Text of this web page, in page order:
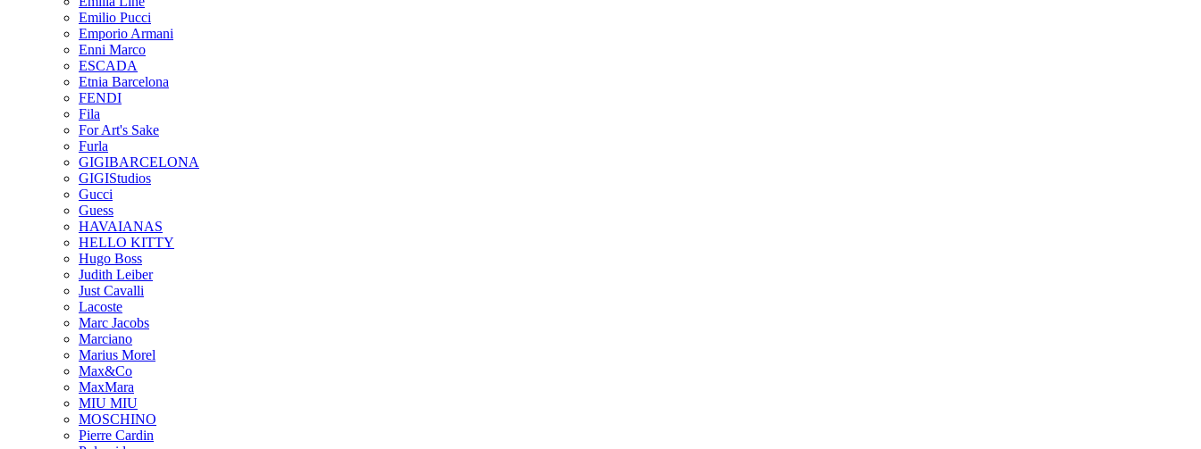
Emilio Pucci
Emporio Armani
Enni Marco
ESCADA
Etnia Barcelona
FENDI
Fila
For Art's Sake
Furla
GIGIBARCELONA
GIGIStudios
Gucci
Guess
HAVAIANAS
HELLO KITTY
Hugo Boss
Judith Leiber
Just Cavalli
Lacoste
Marc Jacobs
Marciano
Marius Morel
Max&Co
MaxMara
MIU MIU
MOSCHINO
Pierre Cardin